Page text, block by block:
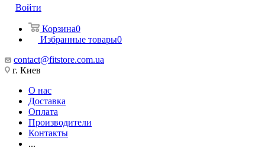
Войти
Корзина0
Избранные товары0
contact@fitstore.com.ua
г. Киев
О нас
Доставка
Оплата
Производители
Контакты
...